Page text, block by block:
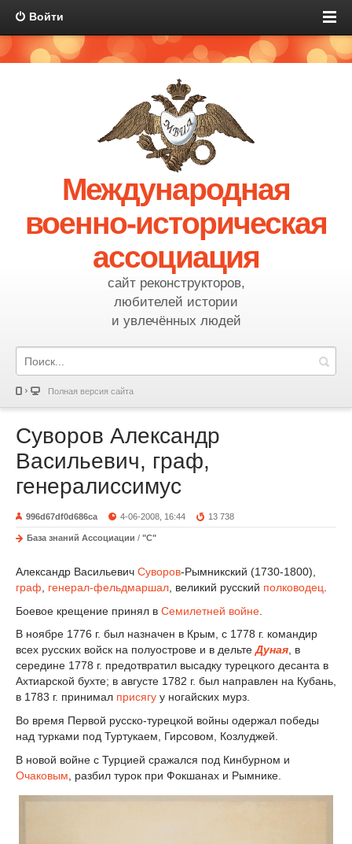
Войти
Международная
военно-историческая
ассоциация
сайт реконструкторов,
любителей истории
и увлечённых людей
Полная версия сайта
Суворов Александр
Васильевич, граф,
генералиссимус
996d67df0d686ca 4-06-2008, 16:44 13 738
База знаний Ассоциации / "С"
Александр Васильевич Суворов-Рымникский (1730-1800),
граф
генерал-фельдмаршал , великий русский полководец
Боевое крещение принял в Семилетней войне
В ноябре 1776 г. был назначен в Крым, с 1778 г. командир
всех русских войск на полуострове и в дельтеДуная, в
середине 1778 г. предотвратил высадку турецкого десанта в
Ахтиарской бухте; в августе 1782 г. был направлен на Кубань,
в 1783 г. принимал присягу у ногайских мурз.
Во время Первой русско-турецкой войны одержал победы
над турками под Туртукаем, Гирсовом, Козлуджей.
В новой войне с Турцией сражался под Кинбурном и
Очаковым , разбил турок при Фокшанах и Рымнике.